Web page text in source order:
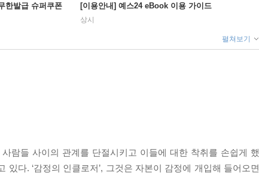
한발급 슈퍼쿠폰 [이용안내] 예스24 eBook 이용 가이드
상시
펼쳐보기
람들 사이의 관계를 단절시키고 이들에 대한 착취를 손쉽게 했
다. ‘감정의 인클로저’, 그것은 자본이 감정에 개입해 들어오면